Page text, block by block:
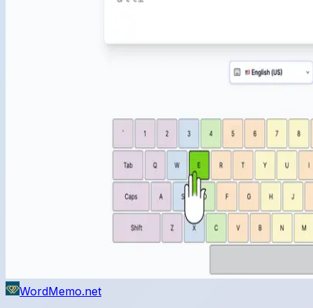
WordMemo.net